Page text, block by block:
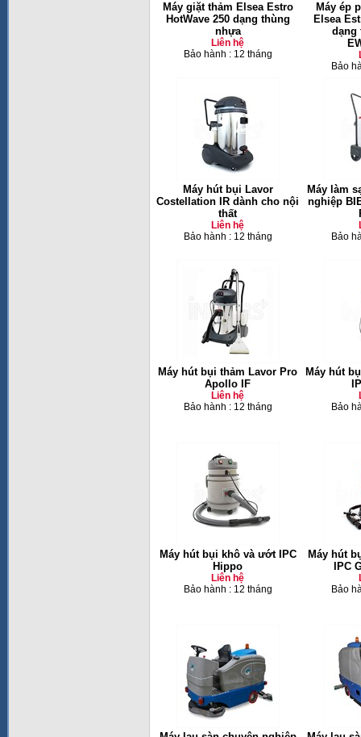
Máy giặt thảm Elsea Estro
HotWave 250 dạng thùng
nhựa
Liên hệ
Bảo hành : 12 tháng
Máy ép
Elsea
dạng
Bảo
Máy hút bụi Lavor
Costellation IR dành cho nội
thất
Liên hệ
Bảo hành : 12 tháng
Máy làm
nghiệp
Bảo
Máy hút bụi thảm Lavor Pro
Apollo IF
Liên hệ
Bảo hành : 12 tháng
Máy hút
Bảo
Máy hút bụi khô và ướt IPC
Hippo
Liên hệ
Bảo hành : 12 tháng
Máy hút
IPC
Bảo